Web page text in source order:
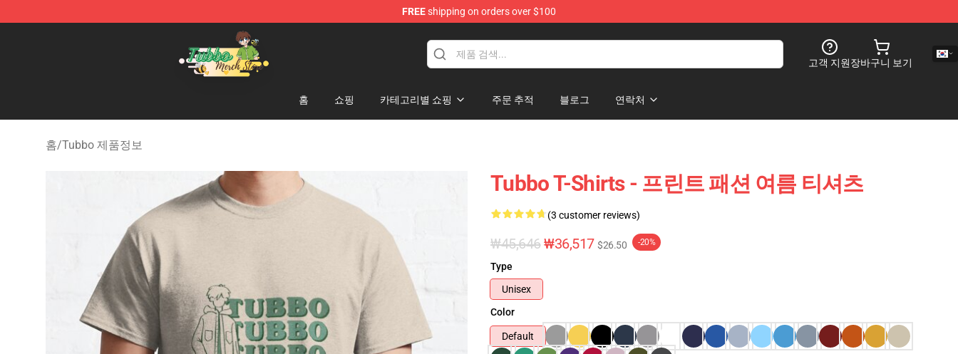
FREEshipping on orders over $100
Tubbo Store - Official Tubbo Merchandise Shop
고객 지원장바구니 보기
홈 쇼핑 카테고리별 쇼핑 주문 추적 블로그 연락처
홈/Tubbo 제품정보
Tubbo T-Shirts - 프린트 패션 여름 티셔츠
(3 customer reviews)
₩45,646₩36,517 $26.50 -20%
Type
Unisex
Color
Default